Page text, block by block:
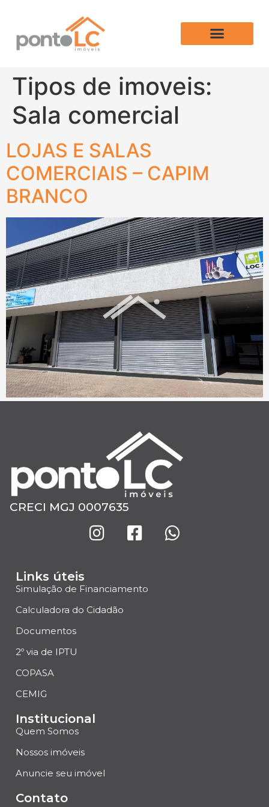
Tipos de imoveis:
Sala comercial
LOJAS E SALAS
COMERCIAIS – CAPIM
BRANCO
CRECI MGJ 0007635
Links úteis
Simulação de Financiamento
Calculadora do Cidadão
Documentos
2º via de IPTU
COPASA
CEMIG
Institucional
Quem Somos
Nossos imóveis
Anuncie seu imóvel
Contato